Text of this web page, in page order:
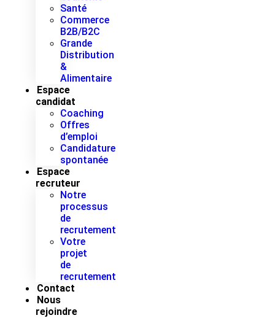
Santé
Commerce
B2B/B2C
Grande
Distribution
&
Alimentaire
Espace
candidat
Coaching
Offres
d’emploi
Candidature
spontanée
Espace
recruteur
Notre
processus
de
recrutement
Votre
projet
de
recrutement
Contact
Nous
rejoindre